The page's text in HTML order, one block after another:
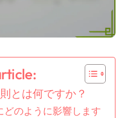
とは何ですか？
どのように影響します